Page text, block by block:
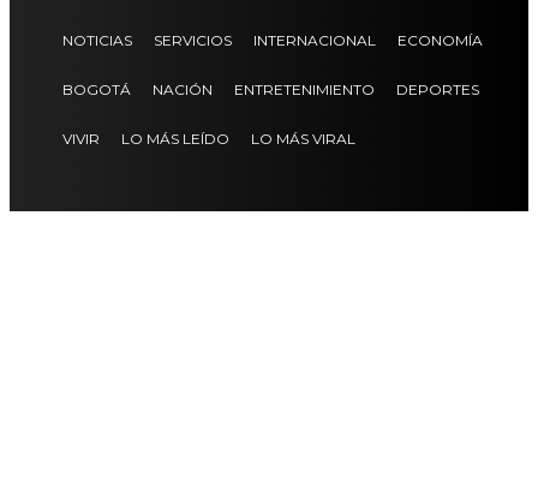
NOTICIAS SERVICIOS INTERNACIONAL ECONOMÍA
BOGOTÁ NACIÓN ENTRETENIMIENTO DEPORTES
VIVIR LO MÁS LEÍDO LO MÁS VIRAL